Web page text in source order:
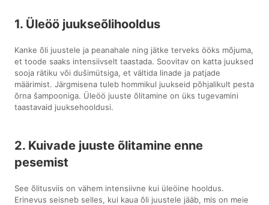
1. Üleöö juukseõlihooldus
Kanke õli juustele ja peanahale ning jätke terveks ööks mõjuma,
et toode saaks intensiivselt taastada. Soovitav on katta juuksed
sooja rätiku või dušimütsiga, et vältida linade ja patjade
määrimist. Järgmisena tuleb hommikul juukseid põhjalikult pesta
õrna šampooniga. Üleöö juuste õlitamine on üks tugevamini
taastavaid juuksehooldusi.
2. Kuivade juuste õlitamine enne
pesemist
See õlitusviis on vähem intensiivne kui üleöine hooldus.
Erinevus seisneb selles, kui kaua õli juustele jääb, mis on meie